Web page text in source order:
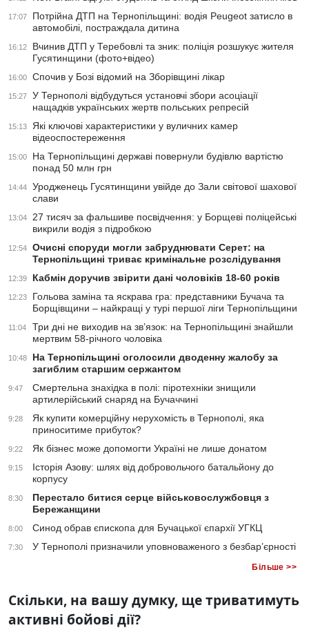
17:07
Потрійна ДТП на Тернопільщині: водія Peugeot затисло в
автомобілі, постраждала дитина
16:12
Вчинив ДТП у Теребовлі та зник: поліція розшукує жителя
Гусятинщини (фото+відео)
16:00 Спочив у Бозі відомий на Зборівщині лікар
15:27
У Тернополі відбудуться установчі збори асоціації
нащадків українських жертв польських репресій
15:13
Які ключові характеристики у вуличних камер
відеоспостереження
15:00
На Тернопільщині державі повернули будівлю вартістю
понад 50 млн грн
14:44
Уродженець Гусятинщини увійде до Зали світової шахової
слави
13:04
27 тисяч за фальшиве посвідчення: у Борщеві поліцейські
викрили водія з підробкою
12:54
Очисні споруди могли забруднювати Серет: на
Тернопільщині триває кримінальне розслідування
12:39 Кабмін доручив звірити дані чоловіків 18-60 років
12:23
Гольова заміна та яскрава гра: представники Бучача та
Борщівщини – найкращі у турі першої ліги Тернопільщини
11:04
Три дні не виходив на зв’язок: на Тернопільщині знайшли
мертвим 58-річного чоловіка
10:48
На Тернопільщині оголосили дводенну жалобу за
загиблим старшим сержантом
9:47
Смертельна знахідка в полі: піротехніки знищили
артилерійський снаряд на Бучаччині
9:28
Як купити комерційну нерухомість в Тернополі, яка
приноситиме прибуток?
9:22 Як бізнес може допомогти Україні не лише донатом
9:15
Історія Азову: шлях від добровольчого батальйону до
корпусу
8:30
Перестало битися серце військовослужбовця з
Бережанщини
8:00 Синод обрав єпископа для Бучацької єпархії УГКЦ
7:30 У Тернополі призначили уповноваженого з безбар’єрності
Більше >>
Скільки, на вашу думку, ще триватимуть
активні бойові дії?